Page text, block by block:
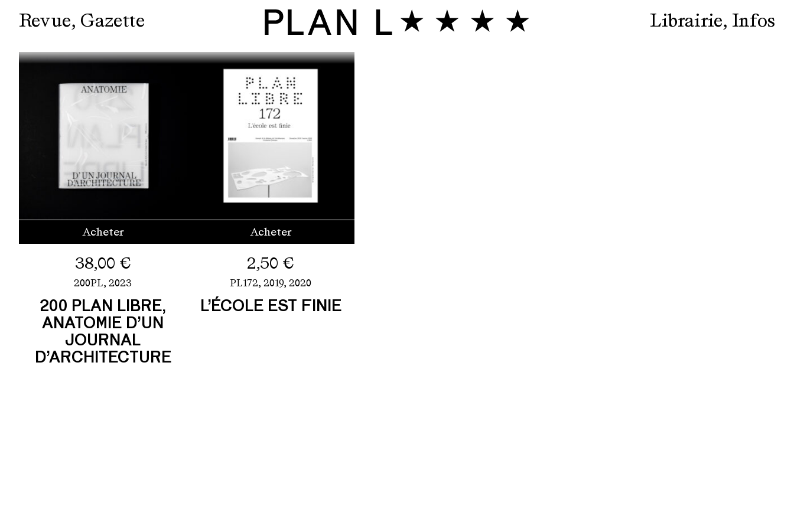
Revue Gazette Librairie Infos
Acheter
38,00 €
200PL, 2023
200 PLAN LIBRE,
ANATOMIE D’UN
JOURNAL
D’ARCHITECTURE
Acheter
2,50 €
PL172, 2019, 2020
L’ÉCOLE EST FINIE